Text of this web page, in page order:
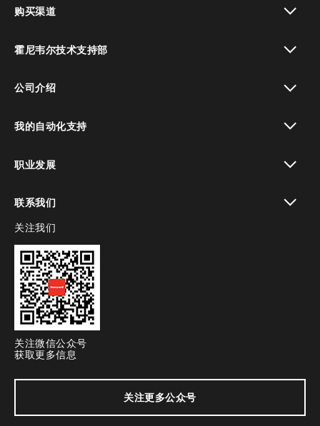
购买渠道
霍尼韦尔技术支持部
公司介绍
我的自动化支持
职业发展
联系我们
toggle view
关注我们
关注微信公众号
获取更多信息
关注更多公众号